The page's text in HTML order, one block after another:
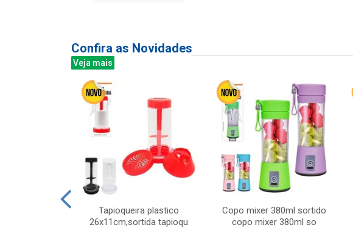
Confira as Novidades
Veja mais
Tapioqueira plastico
26x11cm,sortida tapioqu
Copo mixer 380ml sortido
copo mixer 380ml so